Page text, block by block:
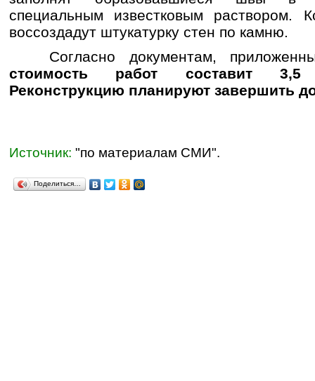
специальным известковым раствором.
воссоздадут штукатурку стен по камню.
Согласно документам,
стоимость работ составит
Реконструкцию планируют завершить
Источник: "по материалам СМИ".
Поделиться…